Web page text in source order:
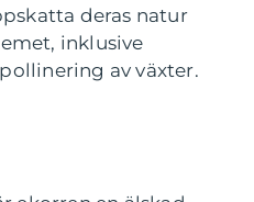
deras natur
inklusive
av växter.